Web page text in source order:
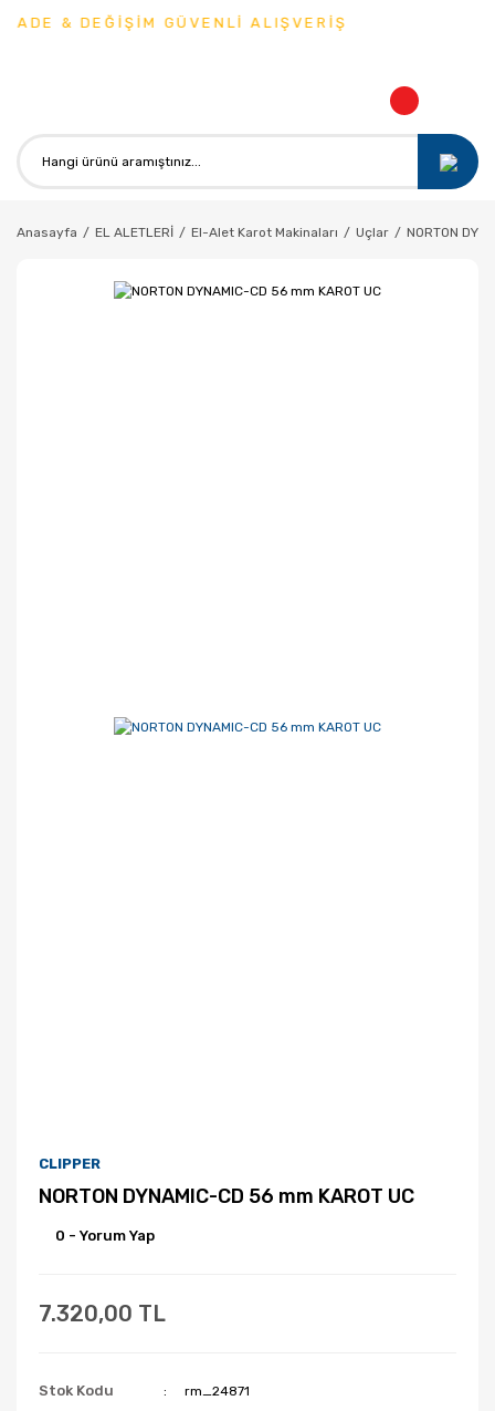
& DEĞİŞİM GÜVENLİ ALIŞVERİŞ
Anasayfa EL ALETLERİ El-Alet Karot Makinaları Uçlar NORTON
CLIPPER
NORTON DYNAMIC-CD 56 mm KAROT UC
0 - Yorum Yap
7.320,00 TL
Stok Kodu rm_24871